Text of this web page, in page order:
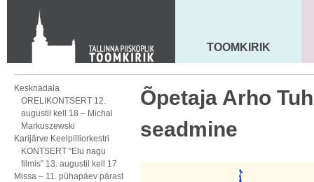
Toom-Kooli 6, 10130 TALLINN
tallinna.toom
+372 644 4140
MAARJA KIRIK
TOOMKIRIK
Kesknädala
ORELIKONTSERT 12.
augustil kell 18 – Michal
Markuszewski
Karijärve Keelpilliorkestri
KONTSERT “Elu nagu
filmis” 13. augustil kell 17
Missa – 11. pühapäev pärast
Õpetaja Arho
seadmine